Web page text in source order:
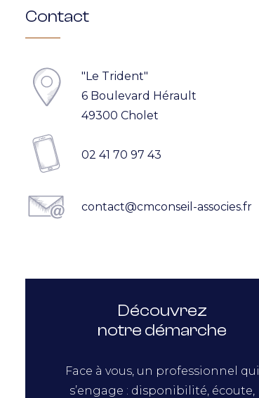
Contact
"Le Trident"
6 Boulevard Hérault
49300 Cholet
02 41 70 97 43
contact@cmconseil-associes.fr
Découvrez
notre démarche
Face à vous, un professionnel qui
s’engage : disponibilité, écoute,